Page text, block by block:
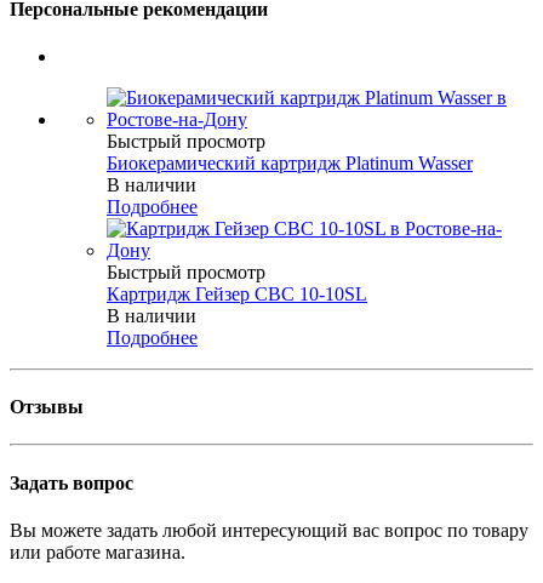
Персональные рекомендации
Быстрый просмотр
Биокерамический картридж Platinum Wasser
В наличии
Подробнее
Быстрый просмотр
Картридж Гейзер CВC 10-10SL
В наличии
Подробнее
Отзывы
Задать вопрос
Вы можете задать любой интересующий вас вопрос по товару
или работе магазина.